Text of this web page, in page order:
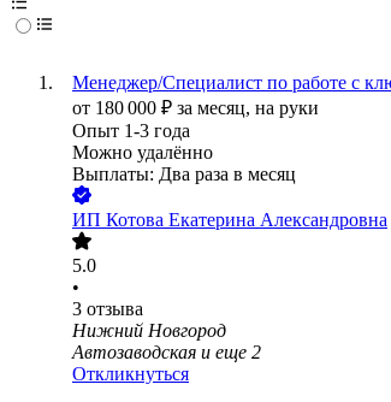
Менеджер/Специалист по работе с
от 180 000 ₽ за месяц, на руки
Опыт 1-3 года
Можно удалённо
Выплаты: Два раза в месяц
ИП Котова Екатерина Александровна
5.0
•
3 отзыва
Нижний Новгород
Автозаводская и еще 2
Откликнуться